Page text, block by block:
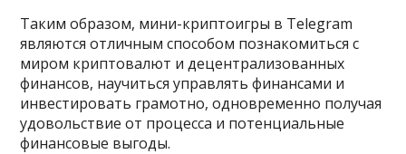
Таким образом, мини-криптоигры в Telegram
являются отличным способом познакомиться с
миром криптовалют и децентрализованных
финансов, научиться управлять финансами и
инвестировать грамотно, одновременно получая
удовольствие от процесса и потенциальные
финансовые выгоды.